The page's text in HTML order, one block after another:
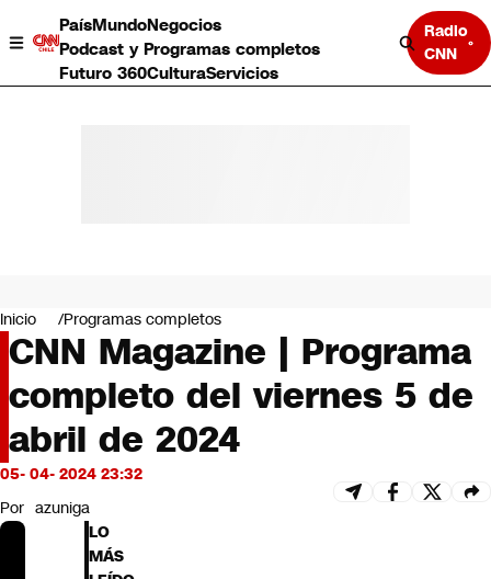
PaísMundoNegocios
Podcast y Programas completos
Futuro 360CulturaServicios
Radio
CNN
Negocios
Deportes
Programas completos
Cultura
Servicios
Bits
CNN tiempo
Futuro 360
Opinión
Inicio Programas completos
CNN Magazine | Programa
completo del viernes 5 de
abril de 2024
05- 04- 2024 23:32
Por azuniga
LO
MÁS